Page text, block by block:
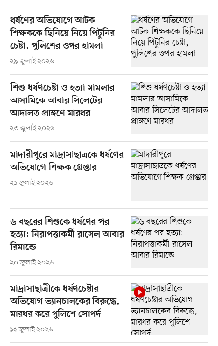
ধর্ষণের অভিযোগে আটক
শিক্ষককে ছিনিয়ে নিয়ে পিটুনির
চেষ্টা, পুলিশের ওপর হামলা
২৯ জুলাই ২০২৬
শিশু ধর্ষণচেষ্টা ও হত্যা মামলার
আসামিকে আবার সিলেটের
আদালত প্রাঙ্গণে মারধর
২৩ জুলাই ২০২৬
মাদারীপুরে মাদ্রাসাছাত্রকে ধর্ষণের
অভিযোগে শিক্ষক গ্রেপ্তার
২১ জুলাই ২০২৬
৬ বছরের শিশুকে ধর্ষণের পর
হত্যা: নিরাপত্তাকর্মী রাসেল আবার
রিমান্ডে
২০ জুলাই ২০২৬
মাদ্রাসাছাত্রীকে ধর্ষণচেষ্টার
অভিযোগ ভ্যানচালকের বিরুদ্ধে,
মারধর করে পুলিশে সোপর্দ
১৫ জুলাই ২০২৬